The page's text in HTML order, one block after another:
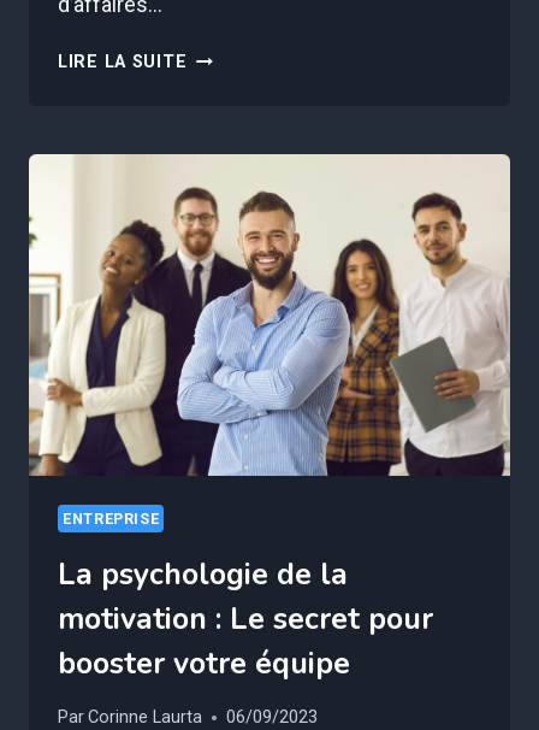
LIRE LA SUITE DÉVELOPPER
:
ZOOM
SUR
DES
CAS
RÉUSSIS
ENTREPRISE
La psychologie de la
motivation : Le secret pour
booster votre équipe
ParCorinne Laurta 06/09/2023